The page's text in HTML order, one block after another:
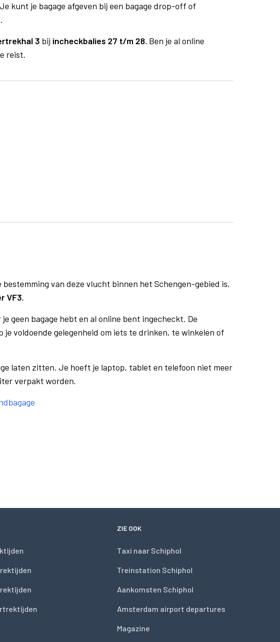
kunt je bagage afgeven bij een bagage drop-off of
3 bij incheckbalies 27 t/m 28. Ben je al online
reist.
van deze vlucht binnen het Schengen-gebied is,
VF3.
geen bagage hebt en al online bent ingecheckt. De
voldoende gelegenheid om iets te drinken, te winkelen of
laten zitten. Je hoeft je laptop, tablet en telefoon niet meer
verpakt worden.
ZIE OOK
Taxi naar Schiphol
Treinstation Schiphol
Aankomsten Schiphol
Amsterdam airport departures
Magazine